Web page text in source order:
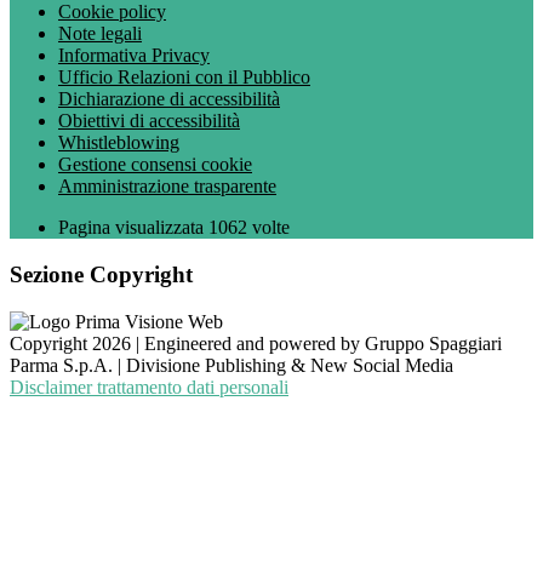
Cookie policy
Note legali
Informativa Privacy
Ufficio Relazioni con il Pubblico
Dichiarazione di accessibilità
Obiettivi di accessibilità
Whistleblowing
Gestione consensi cookie
Amministrazione trasparente
Pagina visualizzata 1062 volte
Sezione Copyright
Copyright 2026 | Engineered and powered by Gruppo Spaggiari
Parma S.p.A. | Divisione Publishing & New Social Media
Disclaimer trattamento dati personali